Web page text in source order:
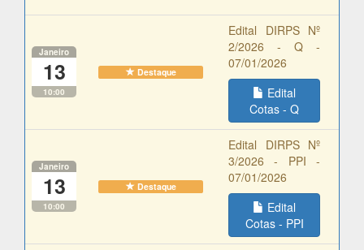
Janeiro
13
10:00
Destaque
Edital DIRPS Nº
2/2026 - Q -
07/01/2026
Edital
Cotas - Q
Janeiro
13
10:00
Destaque
Edital DIRPS Nº
3/2026 - PPI -
07/01/2026
Edital
Cotas - PPI